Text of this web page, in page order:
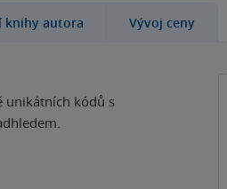
knihy autora Vývoj ceny
unikátních kódů s